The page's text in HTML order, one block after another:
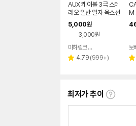
AUX 케이블 3극 스테
레오 일반 일자 옥스선
1M 3.5 연결선
5,000원
3,000원
페이
마하링크 공식스토어
별 4.79 리
(999+)
M
보
별
최저가 추이
최